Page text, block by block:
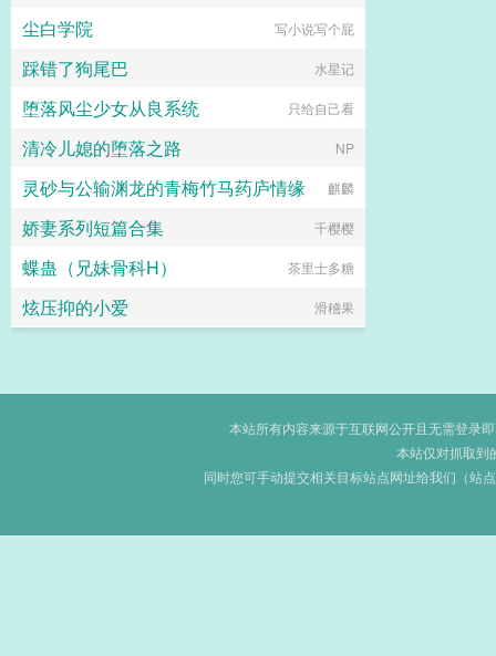
尘白学院
写小说写个屁
踩错了狗尾巴 水星记
堕落风尘少女从良系统 只给自己看
清冷儿媳的堕落之路 NP
灵砂与公输渊龙的青梅竹马药庐情缘 麒麟
娇妻系列短篇合集 千樱樱
蝶蛊（兄妹骨科H） 茶里士多糖
炫压抑的小爱 滑稽果
本站所有内容来源于互联网公开且无需登录
本站仅对抓取到
同时您可手动提交相关目标站点网址给我们（站